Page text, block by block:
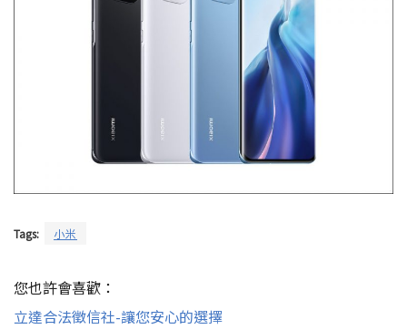
Tags: 小米
您也許會喜歡：
立達合法徵信社-讓您安心的選擇